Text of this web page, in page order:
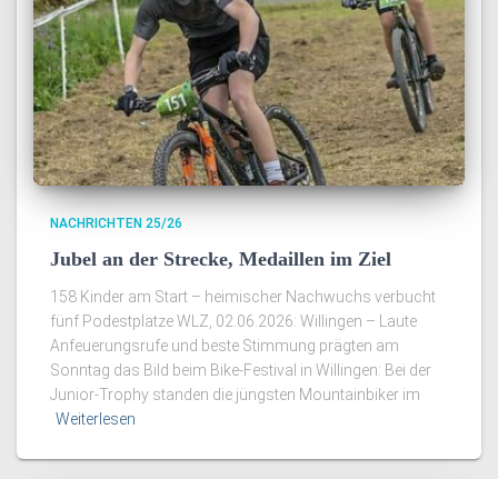
NACHRICHTEN 25/26
Jubel an der Strecke, Medaillen im Ziel
158 Kinder am Start – heimischer Nachwuchs verbucht
fünf Podestplätze WLZ, 02.06.2026: Willingen – Laute
Anfeuerungsrufe und beste Stimmung prägten am
Sonntag das Bild beim Bike-Festival in Willingen: Bei der
Junior-Trophy standen die jüngsten Mountainbiker im
Weiterlesen